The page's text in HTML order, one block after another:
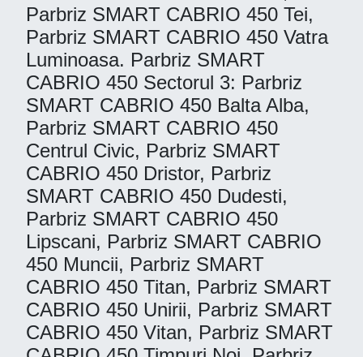
Parbriz SMART CABRIO 450 Tei,
Parbriz SMART CABRIO 450 Vatra
Luminoasa. Parbriz SMART
CABRIO 450 Sectorul 3: Parbriz
SMART CABRIO 450 Balta Alba,
Parbriz SMART CABRIO 450
Centrul Civic, Parbriz SMART
CABRIO 450 Dristor, Parbriz
SMART CABRIO 450 Dudesti,
Parbriz SMART CABRIO 450
Lipscani, Parbriz SMART CABRIO
450 Muncii, Parbriz SMART
CABRIO 450 Titan, Parbriz SMART
CABRIO 450 Unirii, Parbriz SMART
CABRIO 450 Vitan, Parbriz SMART